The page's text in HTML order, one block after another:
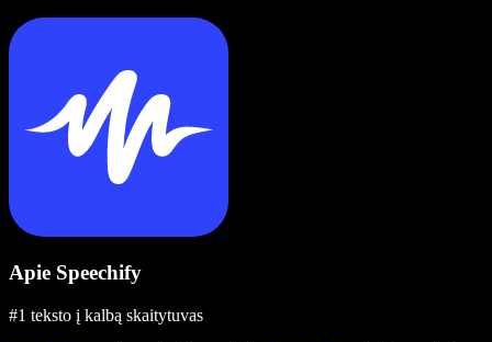
Apie Speechify
#1 teksto į kalbą skaitytuvas